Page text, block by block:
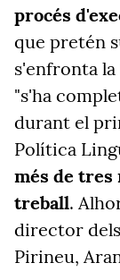
procés
que pretén
s'enfronta
"s'ha
durant el
Política
més de tres
treball.
director
Pirineu,